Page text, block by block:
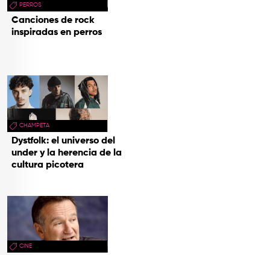
PERROS
Canciones de rock
inspiradas en perros
CHAMPETA
Dystfolk: el universo del
under y la herencia de la
cultura picotera
CINE